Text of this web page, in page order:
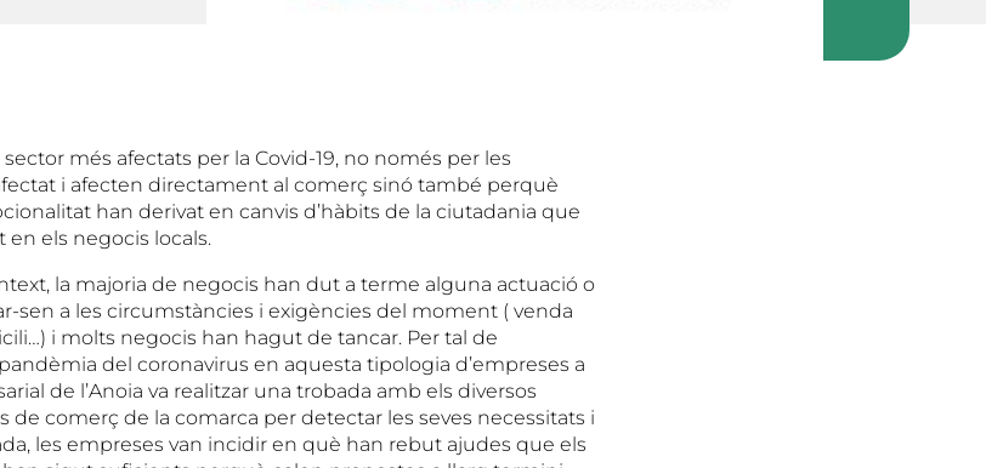
més afectats per la Covid-19, no només per les
i afecten directament al comerç sinó també perquè
han derivat en canvis d’hàbits de la ciutadania que
els negocis locals.
la majoria de negocis han dut a terme alguna actuació o
sen a les circumstàncies i exigències del moment ( venda
i molts negocis han hagut de tancar. Per tal de
del coronavirus en aquesta tipologia d’empreses a
de l’Anoia va realitzar una trobada amb els diversos
de comerç de la comarca per detectar les seves necessitats i
les empreses van incidir en què han rebut ajudes que els